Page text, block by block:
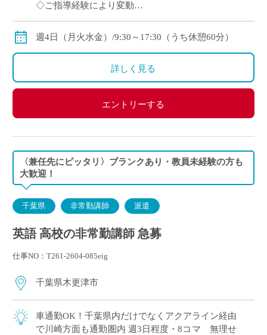
◇ご指導経験により変動
◇交通費別途支給
週4日（月火水金）/9:30～17:30（うち休憩60分）
詳しく見る
エントリーする
〈兼任先にピッタリ〉ブランクあり・教員未経験の方も
大歓迎！
千葉県 非常勤講師 派遣
英語 高校の非常勤講師 急募
仕事NO：T261-2604-085eig
千葉県木更津市
車通勤OK！千葉県内だけでなくアクアライン経由
で川崎方面も通勤圏内 週3日程度・8コマ 無理せ